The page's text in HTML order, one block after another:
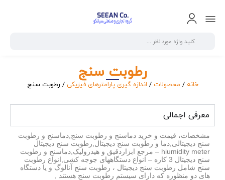
رطوبت سنج
خانه / محصولات / اندازه گیری پارامترهای فیزیکی / رطوبت سنج
معرفی اجمالی
مشخصات، قیمت و خرید دماسنج و رطوبت سنج,دماسنج و رطوبت
سنج دیجیتالی,دما و رطوبت سنج دیجیتال,رطوبت سنج دیجیتال
hiumidity meter – مرجع ابزاردقیق و هیدرولیک,دماسنج و رطوبت
سنج دیجیتال 3 کاره – انواع دستگاههای جوجه کشی,انواع رطوبت
سنج شامل رطوبت سنج دیجیتال ، رطوبت سنج آنالوگ و یا دستگاه
های دو منظوره که دارای سیستم رطوبت سنج هستند ,